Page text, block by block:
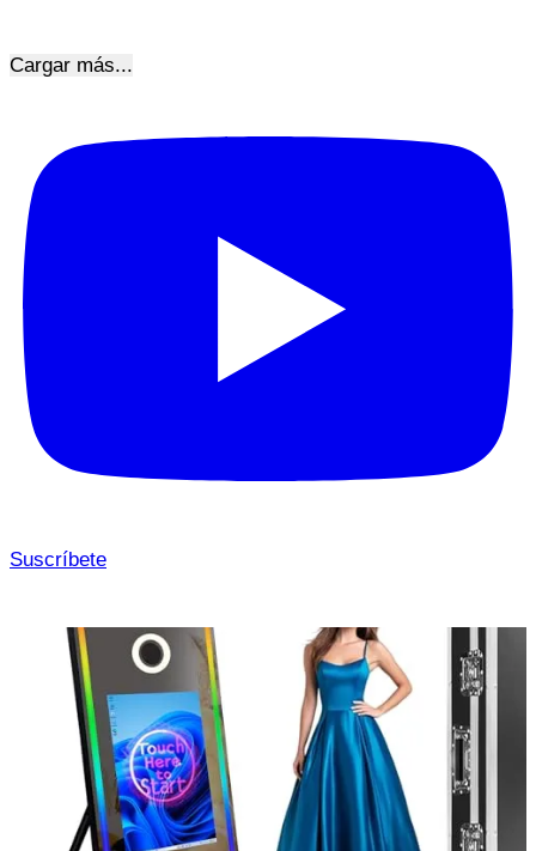
Cargar más...
Suscríbete